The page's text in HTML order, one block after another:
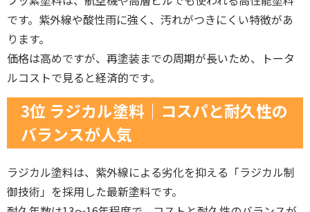
です。紫外線や酸性雨に強く、汚れがつきにくい特徴があ
ります。
価格は高めですが、再塗装までの周期が長いため、トータ
ルコストで見ると経済的です。
3位 ラジカル塗料｜コスパと耐久性の
バランスが人気
ラジカル塗料は、紫外線による劣化を抑える「ラジカル制
御技術」を採用した最新塗料です。